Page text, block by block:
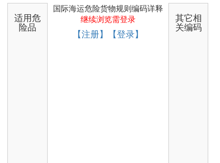
适用危
险品
国际海运危险货物规则编码详释
继续浏览需登录
【注册】【登录】
其它相
关编码